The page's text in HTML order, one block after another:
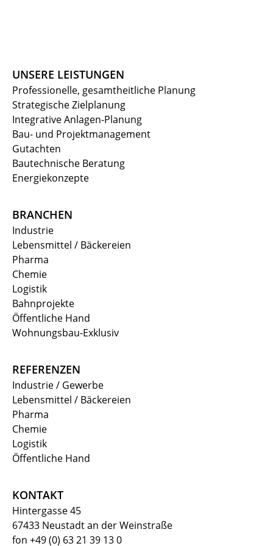
UNSERE LEISTUNGEN
Professionelle, gesamtheitliche Planung
Strategische Zielplanung
Integrative Anlagen-Planung
Bau- und Projektmanagement
Gutachten
Bautechnische Beratung
Energiekonzepte
BRANCHEN
Industrie
Lebensmittel / Bäckereien
Pharma
Chemie
Logistik
Bahnprojekte
Öffentliche Hand
Wohnungsbau-Exklusiv
REFERENZEN
Industrie / Gewerbe
Lebensmittel / Bäckereien
Pharma
Chemie
Logistik
Öffentliche Hand
KONTAKT
Hintergasse 45
67433 Neustadt an der Weinstraße
fon +49 (0) 63 21 39 13 0